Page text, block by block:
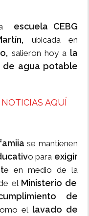
escuela CEBG
ubicada en
salieron hoy ala
de agua potable
AQUÍ
se mantienen
o para exigir
e en medio de la
el Ministerio de
de
el lavado de